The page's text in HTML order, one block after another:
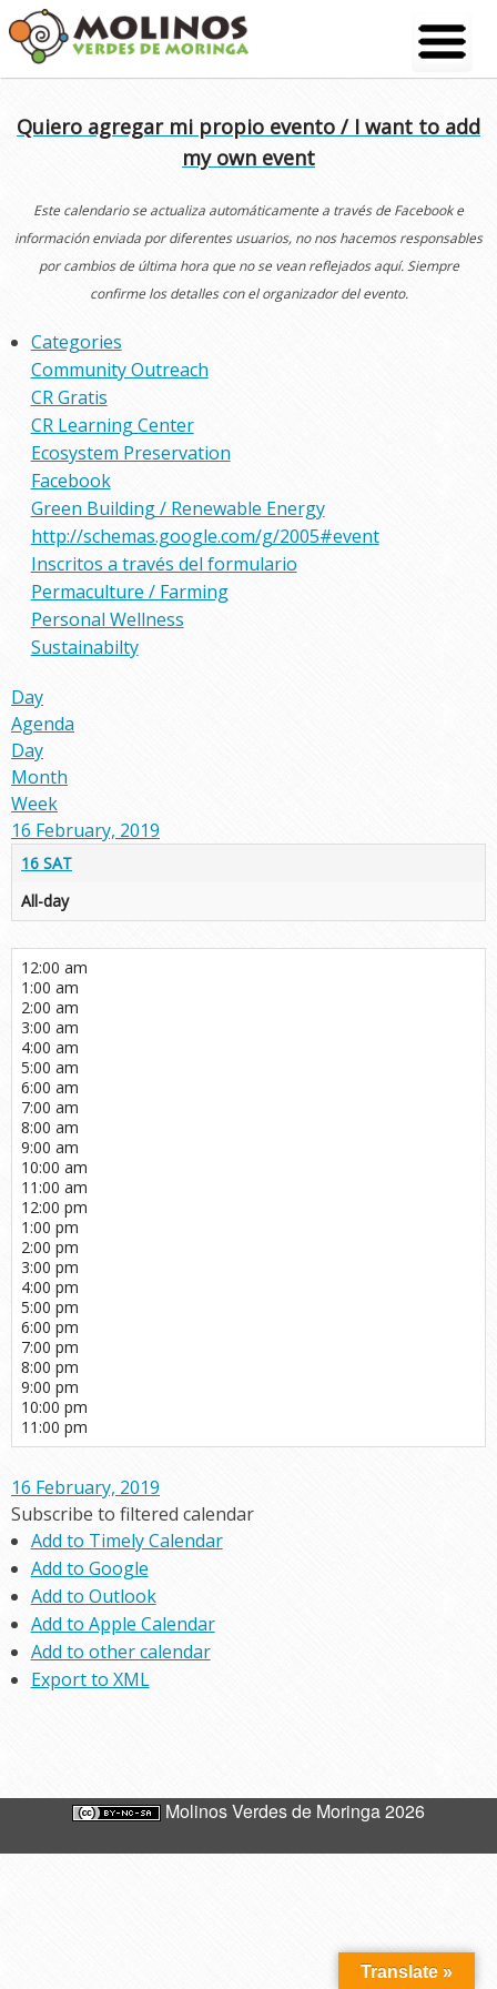
Skip
to
content
Quiero agregar mi propio evento / I want to add
my own event
Este calendario se actualiza automáticamente a través de Facebook e
información enviada por diferentes usuarios, no nos hacemos responsables
por cambios de última hora que no se vean reflejados aquí. Siempre
confirme los detalles con el organizador del evento.
Categories
Community Outreach
CR Gratis
CR Learning Center
Ecosystem Preservation
Facebook
Green Building / Renewable Energy
http://schemas.google.com/g/2005#event
Inscritos a través del formulario
Permaculture / Farming
Personal Wellness
Sustainabilty
Day
Agenda
Day
Month
Week
16 February, 2019
16 SAT
All-day
12:00 am
1:00 am
2:00 am
3:00 am
4:00 am
5:00 am
6:00 am
7:00 am
8:00 am
9:00 am
10:00 am
11:00 am
12:00 pm
1:00 pm
2:00 pm
3:00 pm
4:00 pm
5:00 pm
6:00 pm
7:00 pm
8:00 pm
9:00 pm
10:00 pm
11:00 pm
16 February, 2019
Subscribe to filtered calendar
Add to Timely Calendar
Add to Google
Add to Outlook
Add to Apple Calendar
Add to other calendar
Export to XML
Molinos Verdes de Moringa 2026
Translate »